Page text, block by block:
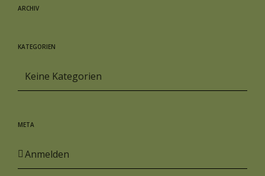
ARCHIV
KATEGORIEN
Keine Kategorien
META
Anmelden